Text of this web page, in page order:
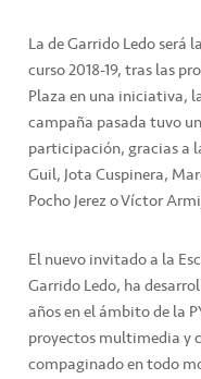
La de Garrido Ledo será
curso 2018-19, tras las
Plaza en una iniciativa,
campaña pasada tuvo
participación, gracias a
Guil, Jota Cuspinera,
Pocho Jerez o Víctor
El nuevo invitado a la
Garrido Ledo, ha
años en el ámbito de la
proyectos multimedia y
compaginado en todo